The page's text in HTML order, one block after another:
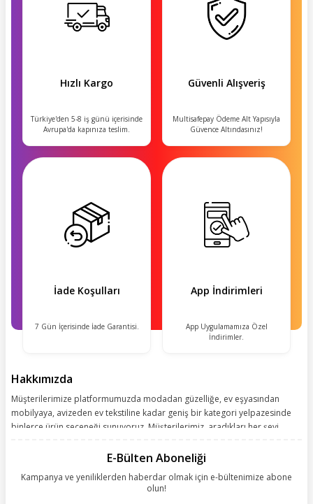
Hızlı Kargo
Türkiye'den 5-8 iş günü içerisinde
Avrupa'da kapınıza teslim.
Güvenli Alışveriş
Multisafepay Ödeme Alt Yapısıyla
Güvence Altındasınız!
İade Koşulları
7 Gün İçerisinde İade Garantisi.
App İndirimleri
App Uygulamamıza Özel
İndirimler.
Hakkımızda
Müşterilerimize platformumuzda modadan güzelliğe, ev eşyasından
mobilyaya, avizeden ev tekstiline kadar geniş bir kategori yelpazesinde
binlerce ürün seçeneği sunuyoruz. Müşterilerimiz, aradıkları her şeyi
kolay, kusursuz ve keyifli bir alışveriş yolculuğu sunarken deneyiminize
E-Bülten Aboneliği
Kampanya ve yeniliklerden haberdar olmak için e-bültenimize abone
olun!